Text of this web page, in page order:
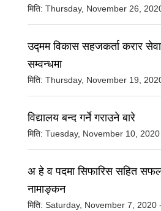
मिति: Thursday, November 26,
उद्मम विकास सहजकर्ता करार
सम्वन्धमा
मिति: Thursday, November 19,
विद्यालय बन्द गर्ने गराउने बारे
मिति: Tuesday, November 10,
अ हे व पदमा सिफारिस सहित
नामाङ्कन
मिति: Saturday, November 7, 2020